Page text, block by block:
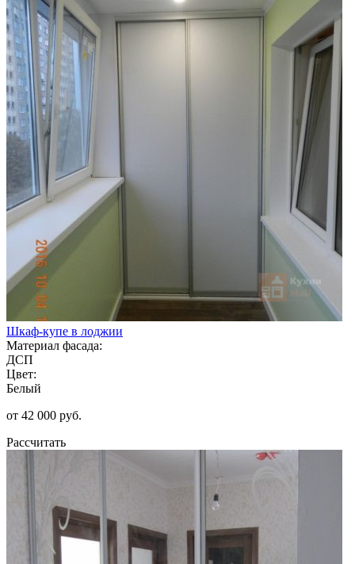
Шкаф-купе в лоджии
Материал фасада:
ДСП
Цвет:
Белый
от 42 000 руб.
Рассчитать